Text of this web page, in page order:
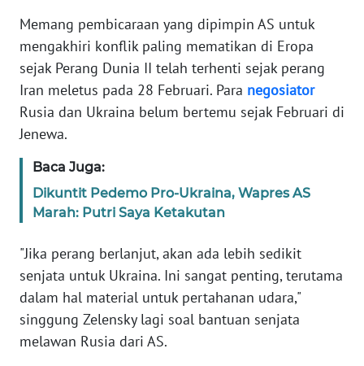
Memang pembicaraan yang dipimpin AS untuk
mengakhiri konflik paling mematikan di Eropa
sejak Perang Dunia II telah terhenti sejak perang
Iran meletus pada 28 Februari. Para negosiator
Rusia dan Ukraina belum bertemu sejak Februari di
Jenewa.
Baca Juga:
Dikuntit Pedemo Pro-Ukraina, Wapres AS
Marah: Putri Saya Ketakutan
"Jika perang berlanjut, akan ada lebih sedikit
senjata untuk Ukraina. Ini sangat penting, terutama
dalam hal material untuk pertahanan udara,"
singgung Zelensky lagi soal bantuan senjata
melawan Rusia dari AS.
WN
SUMUT
WN
JAKARTA
JABAR
WN
WN
NTT
WN
KEPRI